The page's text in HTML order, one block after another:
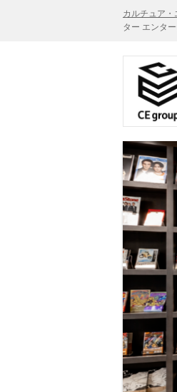
カルチュア・
ター エンタ